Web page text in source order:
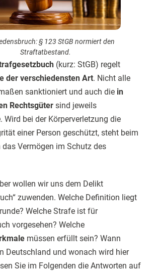
§ 123 StGB normiert den
Straftatbestand.
(kurz: StGB) regelt
der verschiedensten Art. Nicht alle
sanktioniert und auch die in
Rechtsgüter sind jeweils
Wird bei der Körperverletzung die
einer Person geschützt, steht beim
das Vermögen im Schutz des
wollen wir uns dem Delikt
zuwenden. Welche Definition liegt
Welche Strafe ist für
vorgesehen? Welche
müssen erfüllt sein? Wann
Deutschland und wonach wird hier
Sie im Folgenden die Antworten auf